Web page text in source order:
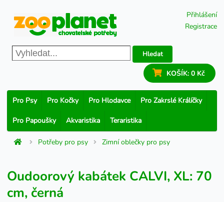
Přihlášení
Registrace
Hledat
KOŠÍK: 0 Kč
Pro Psy Pro Kočky Pro Hlodavce Pro Zakrslé Králíčky
Pro Papoušky Akvaristika Teraristika
Potřeby pro psy Zimní oblečky pro psy
Oudoorový kabátek CALVI, XL: 70
cm, černá